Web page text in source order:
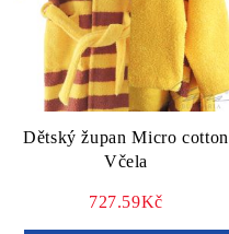
Dětský župan Micro cotton
Včela
727.59Kč